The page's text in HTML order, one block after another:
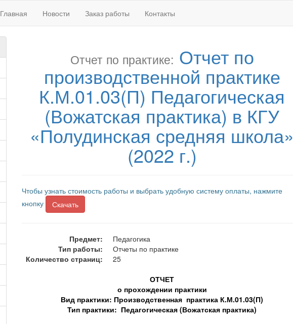
Главная Новости Заказ работы Контакты
Отчет по практике: Отчет по
производственной практике
К.М.01.03(П) Педагогическая
(Вожатская практика) в КГУ
«Полудинская средняя школа»
(2022 г.)
Чтобы узнать стоимость работы и выбрать удобную систему оплаты, нажмите
кнопку
Скачать
Предмет:
Педагогика
Тип работы:
Отчеты по практике
Количество страниц:
25
ОТЧЕТ
о прохождении практики
Вид практики: Производственная практика К.М.01.03(П)
Тип практики: Педагогическая (Вожатская практика)